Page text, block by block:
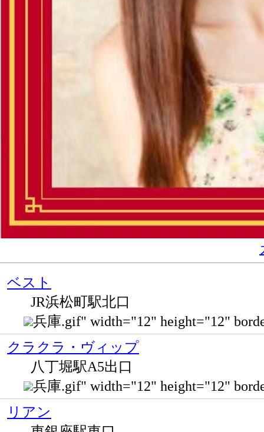
ベスト
JR浜松町駅北口
兵庫.gif" width="12" height="12"
クラクラ・ヴィップ
八丁堀駅A5出口
兵庫.gif" width="12" height="12"
リアン